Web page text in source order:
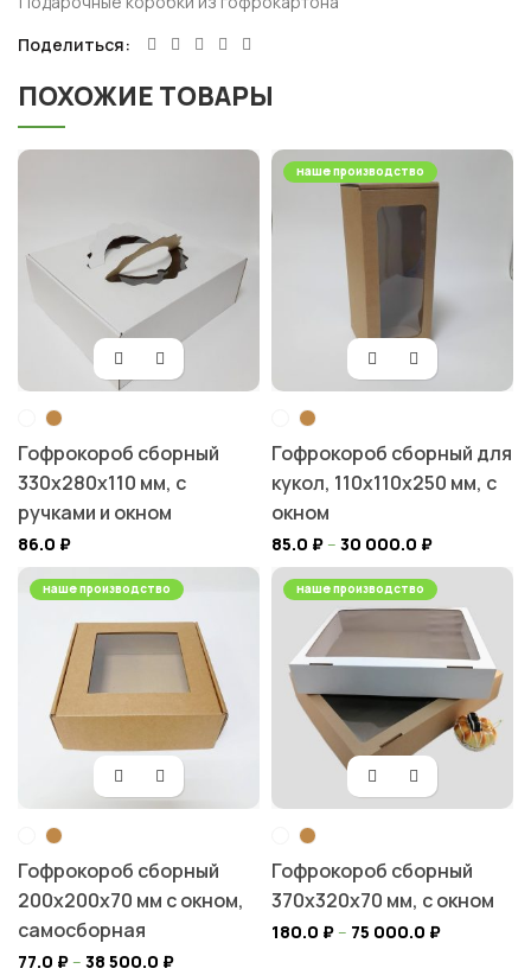
Поделиться
ПОХОЖИЕ ТОВАРЫ
Гофрокороб сборный
330х280х110 мм, с
ручками и окном
86.0 ₽
наше производство
Гофрокороб сборный для
кукол, 110х110х250 мм, с
окном
85.0 ₽– 30 000.0 ₽
наше производство
Гофрокороб сборный
200х200х70 мм с окном,
самосборная
77.0 ₽– 38 500.0 ₽
наше производство
Гофрокороб сборный
370х320х70 мм, с окном
180.0 ₽– 75 000.0 ₽